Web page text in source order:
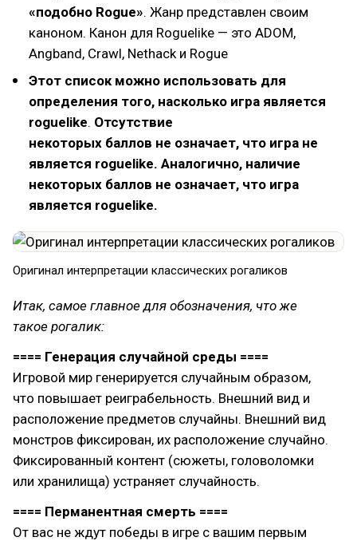
«подобно Rogue». Жанр представлен своим
каноном. Канон для Roguelike — это ADOM,
Angband, Crawl, Nethack и Rogue
Этот список можно использовать для
определения того, насколько игра является
roguelike. Отсутствие
некоторых баллов не означает, что игра не
является roguelike. Аналогично, наличие
некоторых баллов не означает, что игра
является roguelike.
Оригинал интерпретации классических рогаликов
Итак, самое главное для обозначения, что же
такое рогалик:
==== Генерация случайной среды ====
Игровой мир генерируется случайным образом,
что повышает реиграбельность. Внешний вид и
расположение предметов случайны. Внешний вид
монстров фиксирован, их расположение случайно.
Фиксированный контент (сюжеты, головоломки
или хранилища) устраняет случайность.
==== Перманентная смерть ====
От вас не ждут победы в игре с вашим первым